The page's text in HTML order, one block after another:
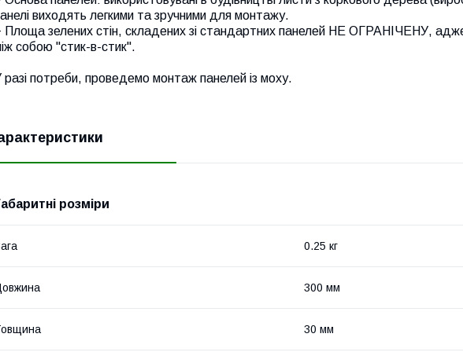
виходять легкими та зручними для монтажу.
Площа зелених стін, складених зі стандартних панелей НЕ ОГРАНІЧЕНУ,
собою "стик-в-стик".
разі потреби, проведемо монтаж панелей із моху.
розміри
0.25 кг
300 мм
30 мм